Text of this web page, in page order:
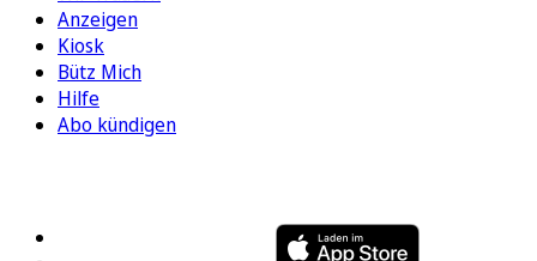
Anzeigen
Kiosk
Bütz Mich
Hilfe
Abo kündigen